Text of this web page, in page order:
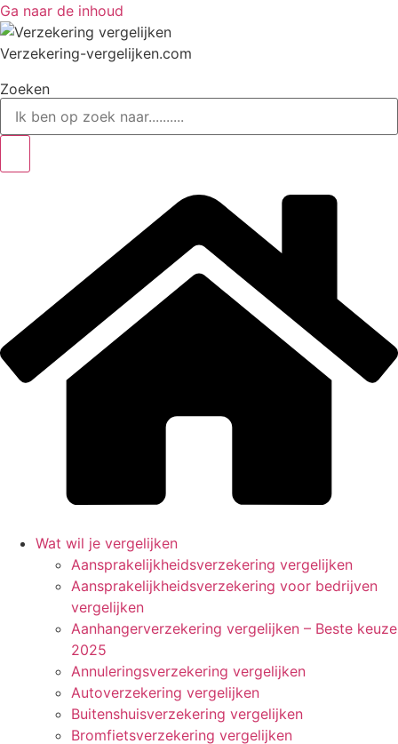
Ga naar de inhoud
Verzekering-vergelijken.com
Zoeken
Wat wil je vergelijken
Aansprakelijkheidsverzekering vergelijken
Aansprakelijkheidsverzekering voor bedrijven
vergelijken
Aanhangerverzekering vergelijken – Beste keuze
2025
Annuleringsverzekering vergelijken
Autoverzekering vergelijken
Buitenshuisverzekering vergelijken
Bromfietsverzekering vergelijken